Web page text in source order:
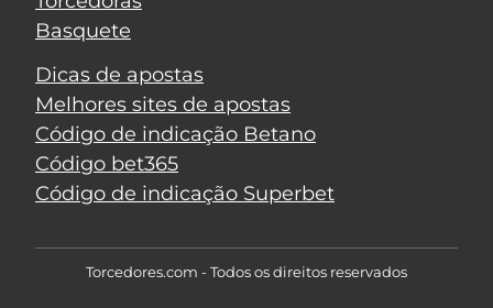
Basquete
Dicas de apostas
Melhores sites de apostas
Código de indicação Betano
Código bet365
Código de indicação Superbet
Torcedores.com - Todos os direitos reservados